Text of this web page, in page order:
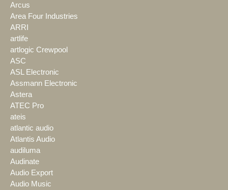
Arcus
Area Four Industries
ARRI
artlife
artlogic Crewpool
ASC
ASL Electronic
Assmann Electronic
Astera
ATEC Pro
ateis
atlantic audio
Atlantis Audio
audiluma
Audinate
Audio Export
Audio Music